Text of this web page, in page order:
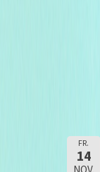
FR.
14